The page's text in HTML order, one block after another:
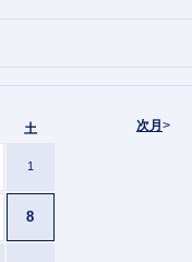
次月 >
土
1
8